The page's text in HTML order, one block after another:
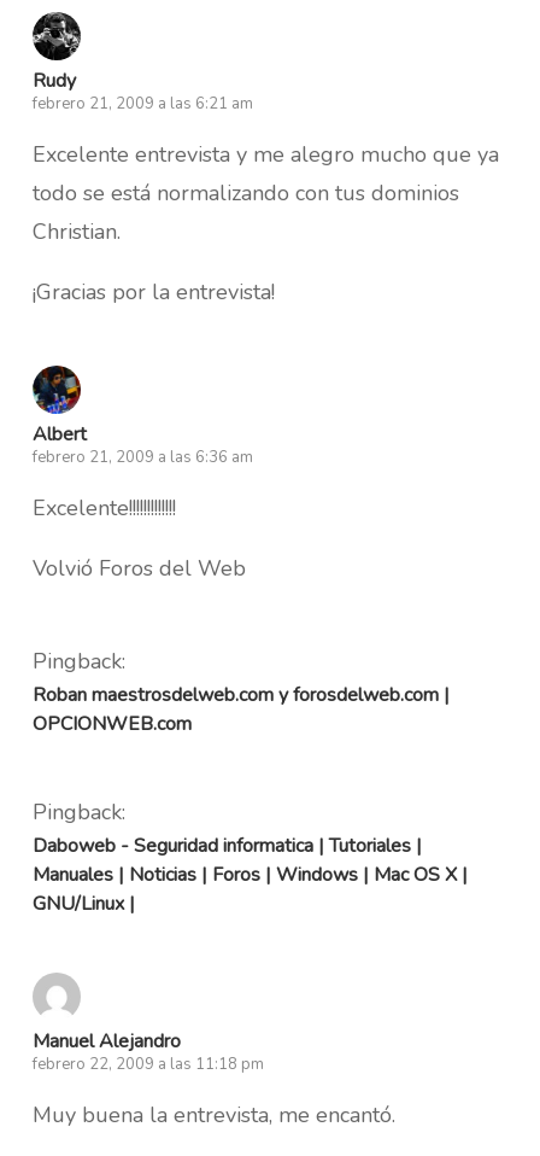
Rudy
febrero 21, 2009 a las 6:21 am
Excelente entrevista y me alegro mucho que ya
todo se está normalizando con tus dominios
Christian.
¡Gracias por la entrevista!
Albert
febrero 21, 2009 a las 6:36 am
Excelente!!!!!!!!!!!!!
Volvió Foros del Web
Pingback:
Roban maestrosdelweb.com y forosdelweb.com |
OPCIONWEB.com
Pingback:
Daboweb - Seguridad informatica | Tutoriales |
Manuales | Noticias | Foros | Windows | Mac OS X |
GNU/Linux |
Manuel Alejandro
febrero 22, 2009 a las 11:18 pm
Muy buena la entrevista, me encantó.